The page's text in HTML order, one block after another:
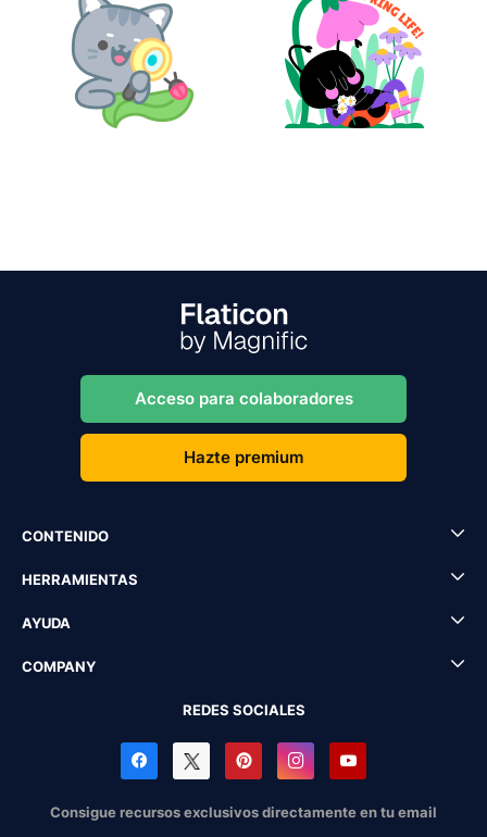
Acceso para colaboradores
Hazte premium
CONTENIDO
HERRAMIENTAS
AYUDA
COMPANY
REDES SOCIALES
Consigue recursos exclusivos directamente en tu email